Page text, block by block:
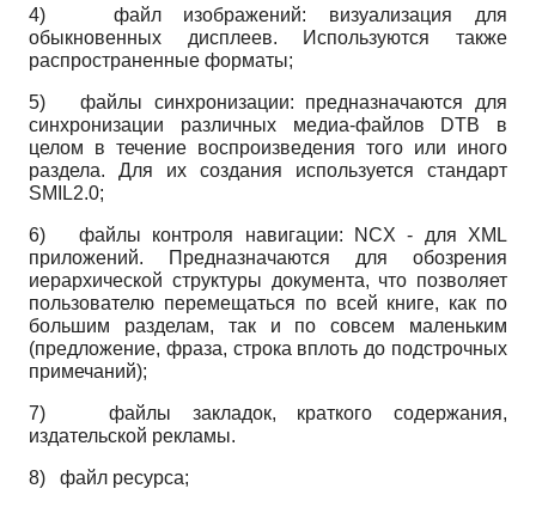
4) файл изображений: визуализация для
обыкновенных дисплеев. Используются также
распространенные форматы;
5) файлы синхронизации: предназначаются для
синхронизации различных медиа-файлов DTB в
целом в течение воспроизведения того или иного
раздела. Для их создания используется стандарт
SMIL2.0;
6) файлы контроля навигации: NCX - для XML
приложений. Предназначаются для обозрения
иерархической структуры документа, что позволяет
пользователю перемещаться по всей книге, как по
большим разделам, так и по совсем маленьким
(предложение, фраза, строка вплоть до подстрочных
примечаний);
7) файлы закладок, краткого содержания,
издательской рекламы.
8) файл ресурса;